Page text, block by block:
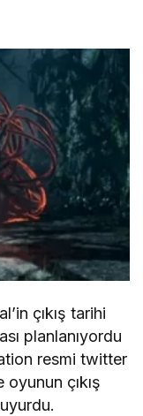
çıkış tarihi
planlanıyordu
resmi twitter
oyunun çıkış